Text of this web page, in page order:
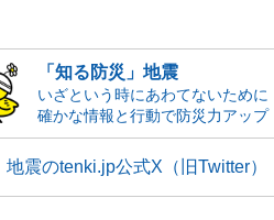
「知る防災」地震
いざという時にあわてないために
確かな情報と行動で防災力アップ
地震のtenki.jp公式X（旧Twitter）